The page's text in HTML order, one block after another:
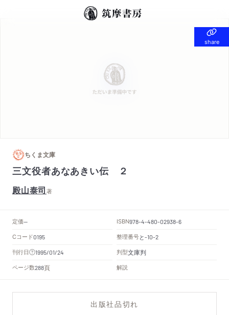
share
share
ちくま文庫
三文役者あなあきい伝 ２
殿山泰司著
定価-- ISBN978-4-480-02938-6
Cコード0195 整理番号と-10-2
刊行日 1995/01/24 判型文庫判
ページ数288頁 解説
出版社品切れ